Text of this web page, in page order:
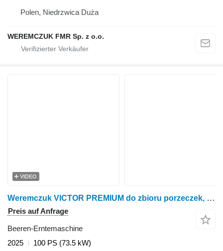
Polen, Niedrzwica Duża
WEREMCZUK FMR Sp. z o.o.
VIDEO
Weremczuk VICTOR PREMIUM do zbioru porzeczek, aronii i innych jagodowych
Preis auf Anfrage
Beeren-Erntemaschine
2025
100 PS (73.5 kW)